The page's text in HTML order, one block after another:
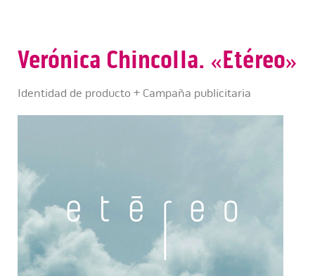
Verónica Chincolla. «Etéreo»
Identidad de producto + Campaña publicitaria